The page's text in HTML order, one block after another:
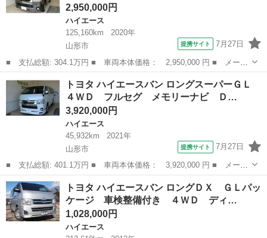
2,950,000円
ハイエース
125,160km
2020年
山形市
提携サイト 7月27日
■ 支払総額: 304.1万円 ■ 車両本体価格： 2,950,000 円 ■ メーカ
ー名： トヨタ ■ 車種名： ハイエースバン ■ グレード名： ス
ーパーＧＬ ダークプライム ４ＷＤ フルセグ メモリーナビ Ｄ
ＶＤ再生...
山形 山形市 ハイエース
トヨタ ハイエースバン ロングスーパーＧＬ
４ＷＤ フルセグ メモリーナビ Ｄ…
3,920,000円
ハイエース
45,932km
2021年
山形市
提携サイト 7月27日
■ 支払総額: 401.1万円 ■ 車両本体価格： 3,920,000 円 ■ メーカ
ー名： トヨタ ■ 車種名： ハイエースバン ■ グレード名： ロ
ングスーパーＧＬ ４ＷＤ フルセグ メモリーナビ ＤＶＤ再生
バックカ...
山形 山形市 ハイエース
トヨタ ハイエースバン ロングＤＸ ＧＬパッ
ケージ 車検整備付き ４ＷＤ ディ…
1,028,000円
ハイエース